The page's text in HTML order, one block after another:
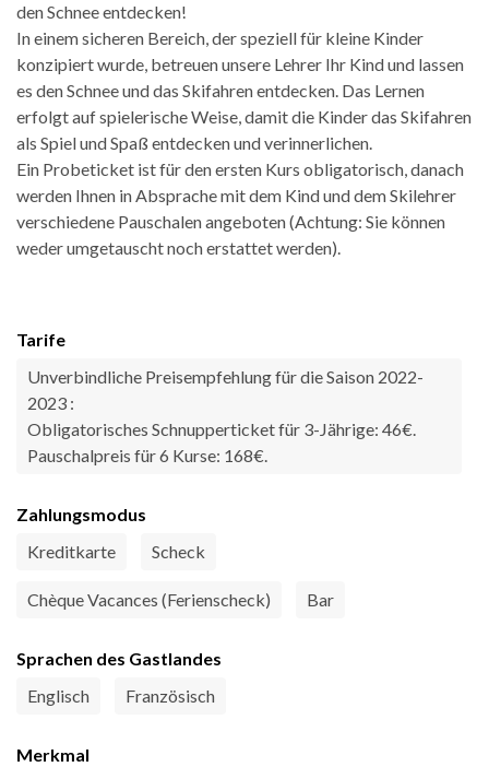
den Schnee entdecken!
In einem sicheren Bereich, der speziell für kleine Kinder
konzipiert wurde, betreuen unsere Lehrer Ihr Kind und lassen
es den Schnee und das Skifahren entdecken. Das Lernen
erfolgt auf spielerische Weise, damit die Kinder das Skifahren
als Spiel und Spaß entdecken und verinnerlichen.
Ein Probeticket ist für den ersten Kurs obligatorisch, danach
werden Ihnen in Absprache mit dem Kind und dem Skilehrer
verschiedene Pauschalen angeboten (Achtung: Sie können
weder umgetauscht noch erstattet werden).
Tarife
Unverbindliche Preisempfehlung für die Saison 2022-
2023 :
Obligatorisches Schnupperticket für 3-Jährige: 46€.
Pauschalpreis für 6 Kurse: 168€.
Zahlungsmodus
Kreditkarte
Scheck
Chèque Vacances (Ferienscheck) Bar
Sprachen des Gastlandes
Englisch
Französisch
Merkmal